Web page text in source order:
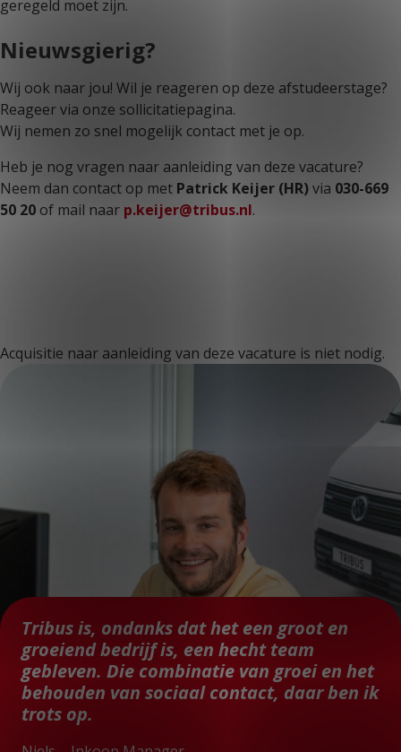
Tribus is, ondanks dat het een groot en
groeiend bedrijf is, een hecht team
gebleven. Die combinatie van groei en het
behouden van sociaal contact, daar ben ik
trots op.
geregeld moet zijn.
Nieuwsgierig?
Wij ook naar jou! Wil je reageren op deze afstudeerstage?
Reageer via onze sollicitatiepagina.
Wij nemen zo snel mogelijk contact met je op.
Heb je nog vragen naar aanleiding van deze vacature?
Neem dan contact op met Patrick Keijer (HR)via 030-669
50 20 of mail naar p.keijer@tribus.nl.
Acquisitie naar aanleiding van deze vacature is niet nodig.